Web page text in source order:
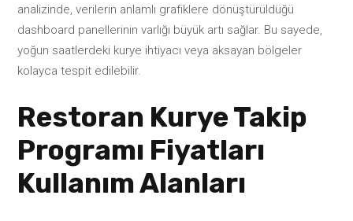
analizinde, verilerin anlamlı grafiklere dönüştürüldüğü
dashboard panellerinin varlığı büyük artı sağlar. Bu sayede,
yoğun saatlerdeki kurye ihtiyacı veya aksayan bölgeler
kolayca tespit edilebilir.
Restoran Kurye Takip
Programı Fiyatları
Kullanım Alanları